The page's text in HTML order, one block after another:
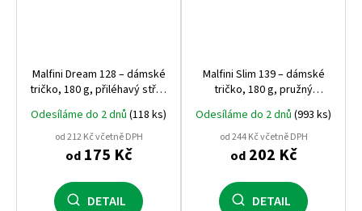
Malfini Dream 128 – dámské
tričko, 180 g, přiléhavý střih,
Odesíláme do 2 dnů (118 ks)
od 212 Kč včetně DPH
od175 Kč
DETAIL
Malfini Slim 139 – dámské
tričko, 180 g, pružný
Odesíláme do 2 dnů (993 ks)
od 244 Kč včetně DPH
od202 Kč
DETAIL